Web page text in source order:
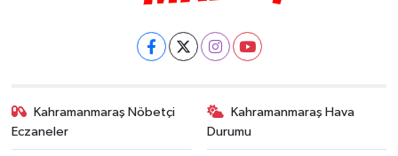
Kahramanmaraş Nöbetçi
Eczaneler
Kahramanmaraş Hava
Durumu